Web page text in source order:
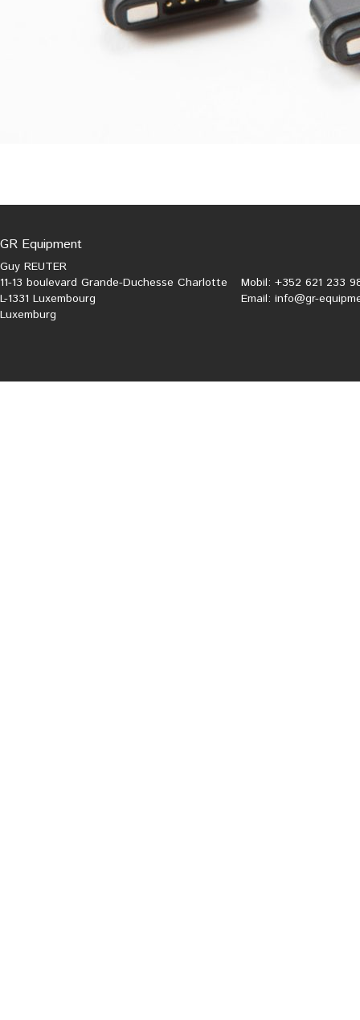
GR Equipment
Guy REUTER
11-13 boulevard Grande-Duchesse Charlotte
L-1331 Luxembourg
Luxemburg
Mobil: +352 621 233
Email: info@gr-